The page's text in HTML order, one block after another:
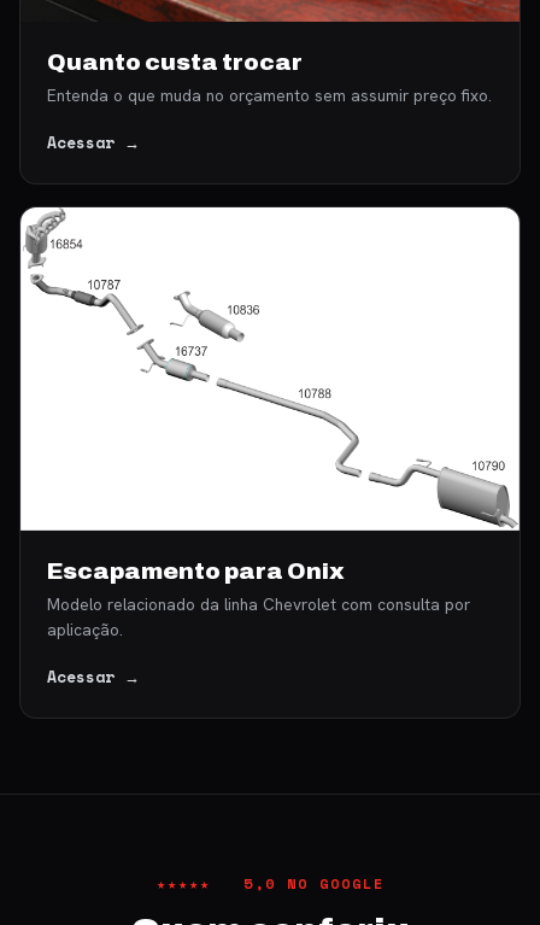
Quanto custa trocar
Entenda o que muda no orçamento sem assumir preço fixo.
Acessar →
Escapamento para Onix
Modelo relacionado da linha Chevrolet com consulta por
aplicação.
Acessar →
★★★★★ 5,0 NO GOOGLE